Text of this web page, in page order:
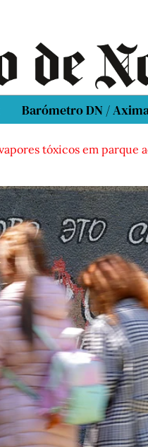
Barómetro DN /
tóxicos em parque